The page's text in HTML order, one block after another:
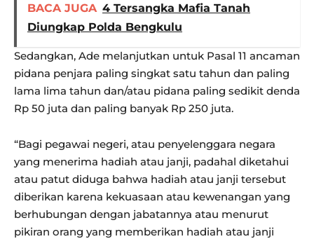
BACA JUGA 4 Tersangka Mafia Tanah
Diungkap Polda Bengkulu
Sedangkan, Ade melanjutkan untuk Pasal 11 ancaman
pidana penjara paling singkat satu tahun dan paling
lama lima tahun dan/atau pidana paling sedikit denda
Rp 50 juta dan paling banyak Rp 250 juta.
“Bagi pegawai negeri, atau penyelenggara negara
yang menerima hadiah atau janji, padahal diketahui
atau patut diduga bahwa hadiah atau janji tersebut
diberikan karena kekuasaan atau kewenangan yang
berhubungan dengan jabatannya atau menurut
pikiran orang yang memberikan hadiah atau janji